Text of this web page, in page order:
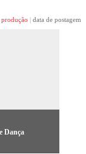
produção data de postagem
Dança